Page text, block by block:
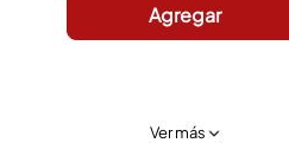
Agregar
Ver más